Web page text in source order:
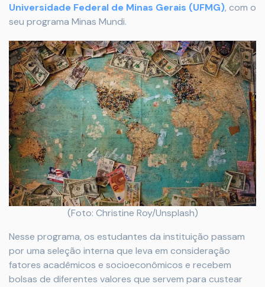
Universidade Federal de Minas Gerais (UFMG), com o
seu programa Minas Mundi.
(Foto: Christine Roy/Unsplash)
Nesse programa, os estudantes da instituição passam
por uma seleção interna que leva em consideração
fatores acadêmicos e socioeconômicos e recebem
bolsas de diferentes valores que servem para custear